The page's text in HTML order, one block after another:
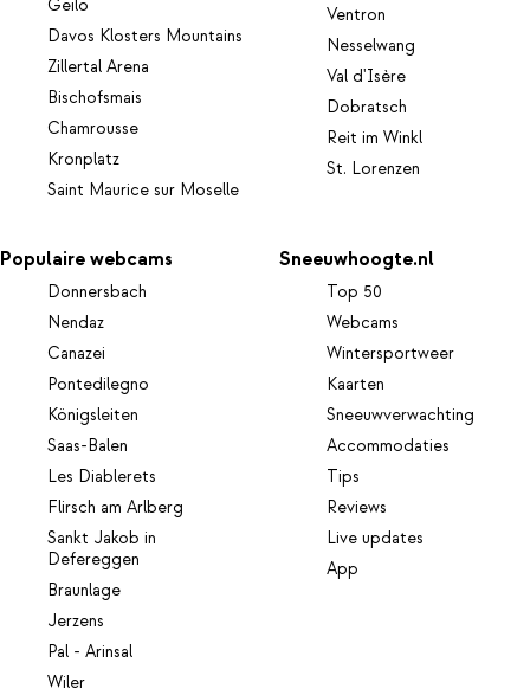
Geilo
Davos Klosters Mountains
Zillertal Arena
Bischofsmais
Chamrousse
Kronplatz
Saint Maurice sur Moselle
Ventron
Nesselwang
Val d'Isère
Dobratsch
Reit im Winkl
St. Lorenzen
Populaire webcams
Donnersbach
Nendaz
Canazei
Pontedilegno
Königsleiten
Saas-Balen
Les Diablerets
Flirsch am Arlberg
Sankt Jakob in
Defereggen
Braunlage
Jerzens
Pal - Arinsal
Wiler
Sneeuwhoogte.nl
Top 50
Webcams
Wintersportweer
Kaarten
Sneeuwverwachting
Accommodaties
Tips
Reviews
Live updates
App